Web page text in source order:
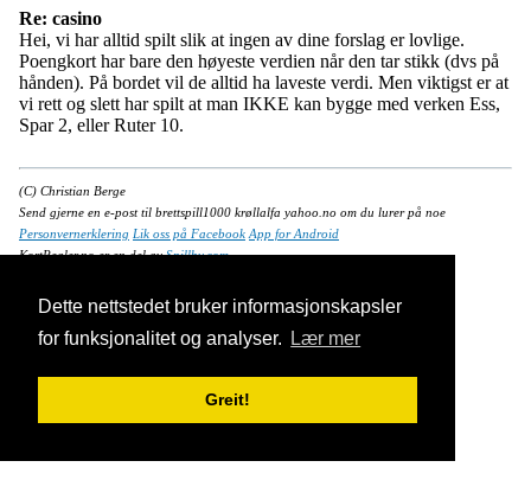
Dette nettstedet bruker informasjonskapsler
for funksjonalitet og analyser.
Lær mer
Greit!
Re: casino
Hei, vi har alltid spilt slik at ingen av dine forslag er lovlige.
Poengkort har bare den høyeste verdien når den tar stikk (dvs på
hånden). På bordet vil de alltid ha laveste verdi. Men viktigst er at
vi rett og slett har spilt at man IKKE kan bygge med verken Ess,
Spar 2, eller Ruter 10.
(C) Christian Berge
Send gjerne en e-post til brettspill1000 krøllalfa yahoo.no om du lurer på noe
Personvernerklering Lik oss på Facebook App for Android
KortRegler.no er en del avSpillby.com